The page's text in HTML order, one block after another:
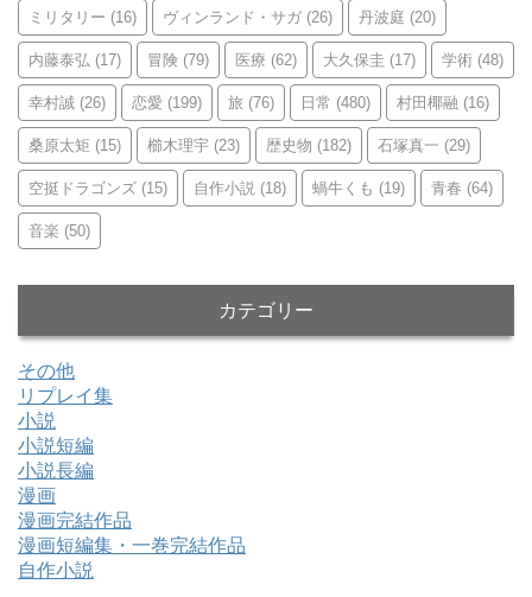
ミリタリー (16) ヴィンランド・サガ (26) 丹波庭 (20)
内藤泰弘 (17) 冒険 (79) 医療 (62) 大久保圭 (17) 学術 (48)
幸村誠 (26) 恋愛 (199) 旅 (76) 日常 (480) 村田椰融 (16)
桑原太矩 (15) 櫛木理宇 (23) 歴史物 (182) 石塚真一 (29)
空挺ドラゴンズ (15) 自作小説 (18) 蝸牛くも (19) 青春 (64)
音楽 (50)
カテゴリー
その他
リプレイ集
小説
小説短編
小説長編
漫画
漫画完結作品
漫画短編集・一巻完結作品
自作小説